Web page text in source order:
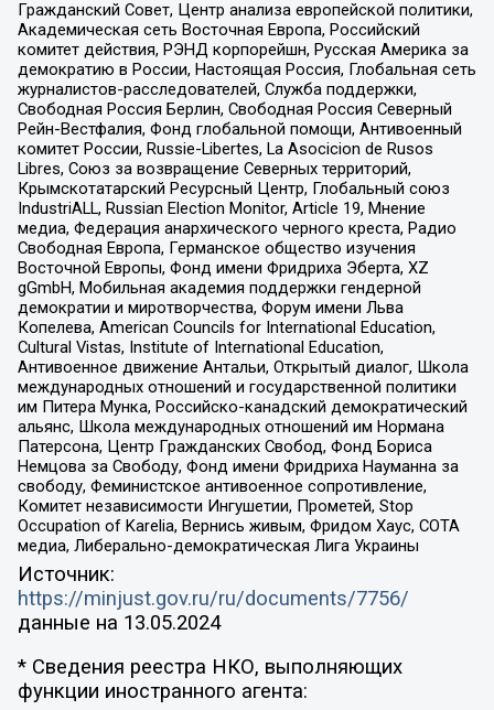
Гражданский Совет, Центр анализа европейской политики,
Академическая сеть Восточная Европа, Российский
комитет действия, РЭНД корпорейшн, Русская Америка за
демократию в России, Настоящая Россия, Глобальная сеть
журналистов-расследователей, Служба поддержки,
Свободная Россия Берлин, Свободная Россия Северный
Рейн-Вестфалия, Фонд глобальной помощи, Антивоенный
комитет России, Russie-Libertes, La Asocicion de Rusos
Libres, Союз за возвращение Северных территорий,
Крымскотатарский Ресурсный Центр, Глобальный союз
IndustriALL, Russian Election Monitor, Article 19, Мнение
медиа, Федерация анархического черного креста, Радио
Свободная Европа, Германское общество изучения
Восточной Европы, Фонд имени Фридриха Эберта, XZ
gGmbH, Мобильная академия поддержки гендерной
демократии и миротворчества, Форум имени Льва
Копелева, American Councils for International Education,
Cultural Vistas, Institute of International Education,
Антивоенное движение Антальи, Открытый диалог, Школа
международных отношений и государственной политики
им Питера Мунка, Российско-канадский демократический
альянс, Школа международных отношений им Нормана
Патерсона, Центр Гражданских Свобод, Фонд Бориса
Немцова за Свободу, Фонд имени Фридриха Науманна за
свободу, Феминистское антивоенное сопротивление,
Комитет независимости Ингушетии, Прометей, Stop
Occupation of Karelia, Вернись живым, Фридом Хаус, СОТА
медиа, Либерально-демократическая Лига Украины
Источник:
https://minjust.gov.ru/ru/documents/7756/
данные на 13.05.2024
* Сведения реестра НКО, выполняющих
функции иностранного агента: